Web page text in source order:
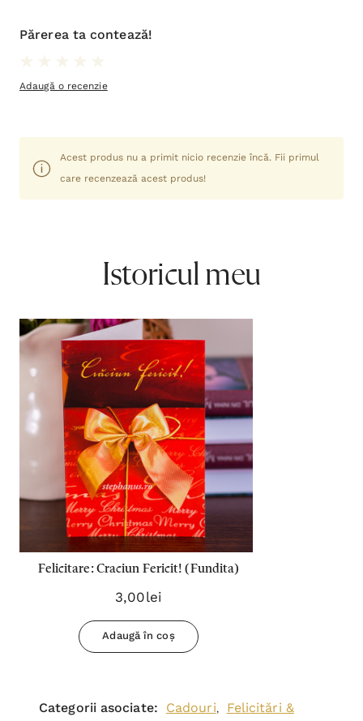
Părerea ta contează!
Adaugă o recenzie
Acest produs nu a primit nicio recenzie încă. Fii primul
care recenzează acest produs!
Istoricul meu
Felicitare: Craciun Fericit! (Fundita)
3,00lei
Adaugă în coș
Categorii asociate: Cadouri,
Felicitări &